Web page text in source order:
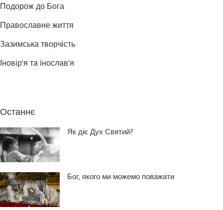
Подорож до Бога
Православне життя
Зазимська творчість
Іновір'я та інослав'я
Останнє
Як діє Дух Святий?
Бог, якого ми можемо поважати